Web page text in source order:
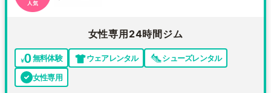
女性専用24時間ジム
無料体験 ウェアレンタル
シューズレンタル
女性専用